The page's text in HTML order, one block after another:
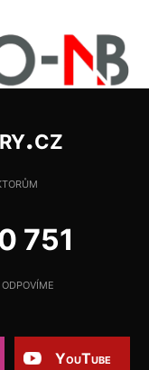
751
YouTube